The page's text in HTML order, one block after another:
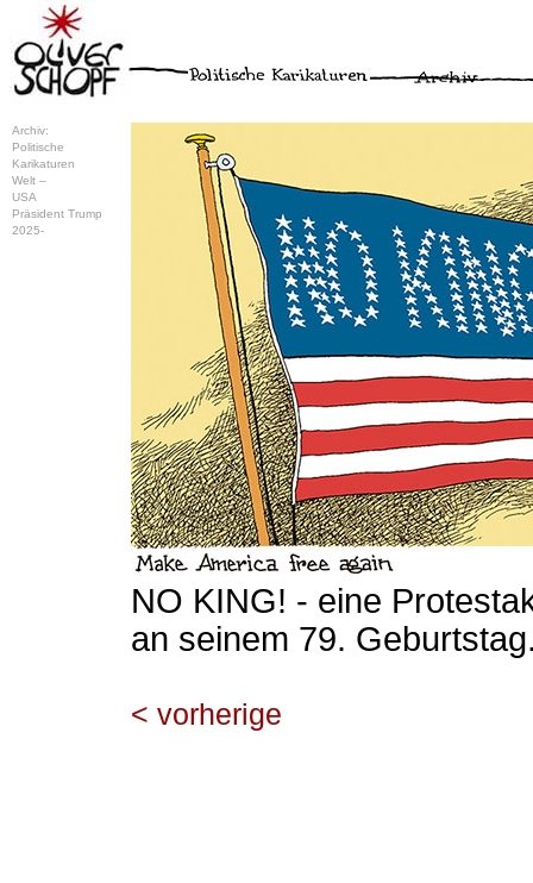
Archiv:
Politische
Karikaturen
Welt –
USA
Präsident Trump
2025-
NO KING! - eine
an seinem 79.
< vorherige